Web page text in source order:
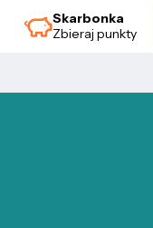
Skarbonka
Zbieraj punkty